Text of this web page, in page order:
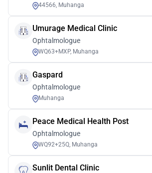
44566, Muhanga
Umurage Medical Clinic
Ophtalmologue
WQ63+MXP, Muhanga
Gaspard
Ophtalmologue
Muhanga
Peace Medical Health Post
Ophtalmologue
WQ92+25Q, Muhanga
Sunlit Dental Clinic